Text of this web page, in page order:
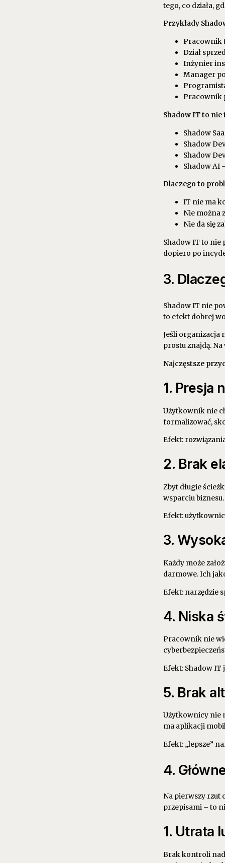
tego, co działa,
Przykłady
Pracownik
Dział
Inżynier
Manager
Pracownik
Shadow IT to
Shadow
Shadow
Shadow
Shadow AI
Dlaczego to
IT nie ma
Nie można
Nie da się
Shadow IT to nie
dopiero po
3.
Shadow IT nie
to efekt dobrej
Jeśli organizacja
prostu znajdą. Na
Najczęstsze
1. Presja
Użytkownik nie
formalizować,
Efekt:
2. Brak
Zbyt długie
wsparciu biznesu.
Efekt:
3.
Każdy może
darmowe. Ich
Efekt: narzędzie
4. Niska
Pracownik nie
Efekt: Shadow IT
5. Brak
Użytkownicy nie
ma aplikacji
Efekt: „lepsze”
4.
Na pierwszy rzut
przepisami – to
1. Utrata
Brak kontroli nad